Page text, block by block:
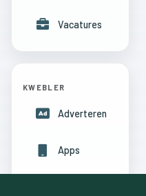
Vacatures
KWEBLER
Adverteren
Apps